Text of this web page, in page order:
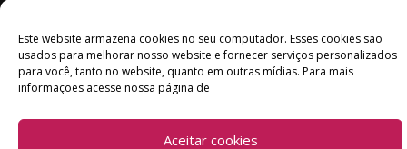
Este website armazena cookies no seu computador. Esses cookies são
usados ​​para melhorar nosso website e fornecer serviços personalizados
para você, tanto no website, quanto em outras mídias. Para mais
informações acesse nossa página de
Aceitar cookies
Copyright 2026 Acesso Cultural - Arte, Cultura Pop e Entretenimento
Desenvolvido por Del Vieira